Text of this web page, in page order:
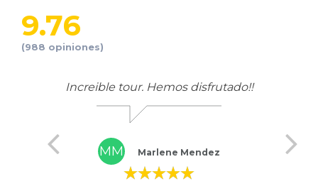
9.76
(988 opiniones)
Increible tour. Hemos disfrutado!!
MM Marlene Mendez